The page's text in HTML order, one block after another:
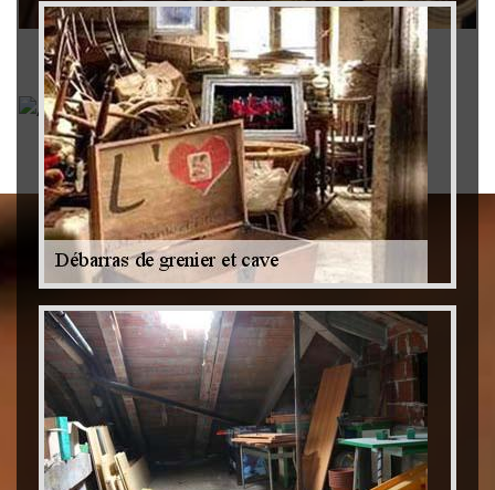
Rachat instrument de musique 79
Achat antiquité 79